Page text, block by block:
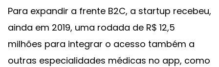
Para expandir a frente B2C, a startup recebeu,
ainda em 2019, uma rodada de R$ 12,5
milhões para integrar o acesso também a
outras especialidades médicas no app, como